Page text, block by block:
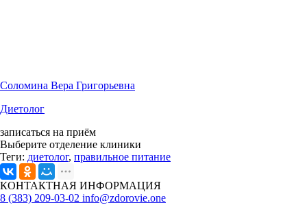
Соломина Вера Григорьевна
Диетолог
записаться на приём
Выберите отделение клиники
Теги: диетолог, правильное питание
КОНТАКТНАЯ ИНФОРМАЦИЯ
8 (383) 209-03-02 info@zdorovie.one